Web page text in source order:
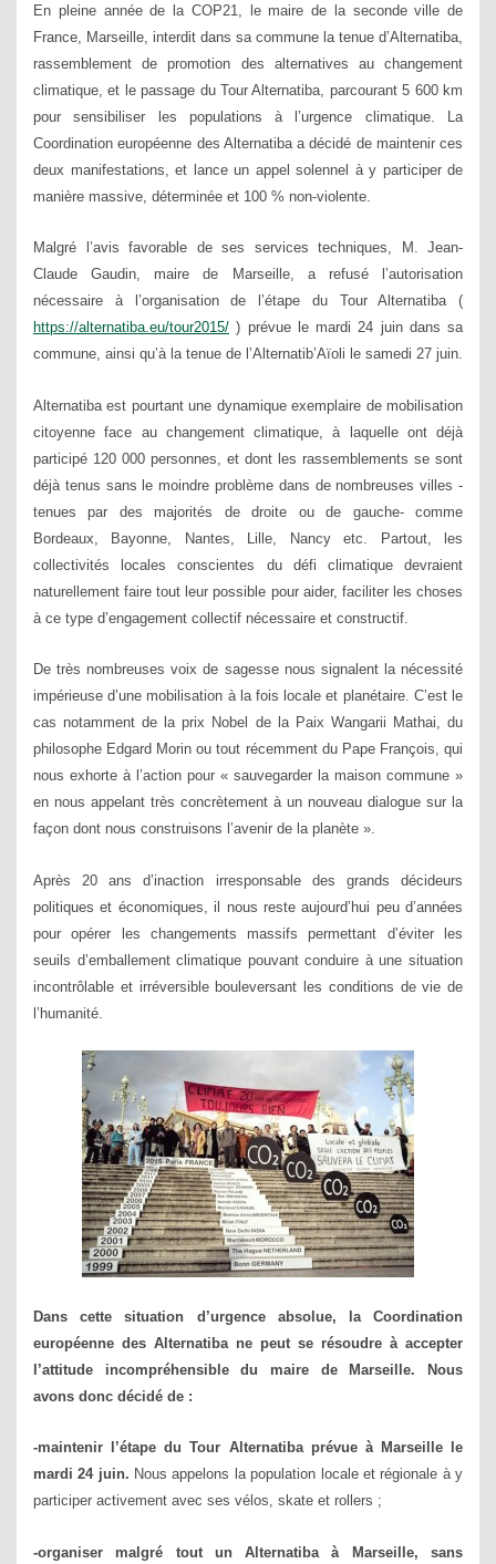
En pleine année de la COP21, le maire de la seconde ville de
France, Marseille, interdit dans sa commune la tenue d’Alternatiba,
rassemblement de promotion des alternatives au changement
climatique, et le passage du Tour Alternatiba, parcourant 5 600 km
pour sensibiliser les populations à l’urgence climatique. La
Coordination européenne des Alternatiba a décidé de maintenir ces
deux manifestations, et lance un appel solennel à y participer de
manière massive, déterminée et 100 % non-violente.
Malgré l’avis favorable de ses services techniques, M. Jean-
Claude Gaudin, maire de Marseille, a refusé l’autorisation
nécessaire à l’organisation de l’étape du Tour Alternatiba (
https://alternatiba.eu/tour2015/ ) prévue le mardi 24 juin dans sa
commune, ainsi qu’à la tenue de l’Alternatib’Aïoli le samedi 27 juin.
Alternatiba est pourtant une dynamique exemplaire de mobilisation
citoyenne face au changement climatique, à laquelle ont déjà
participé 120 000 personnes, et dont les rassemblements se sont
déjà tenus sans le moindre problème dans de nombreuses villes -
tenues par des majorités de droite ou de gauche- comme
Bordeaux, Bayonne, Nantes, Lille, Nancy etc. Partout, les
collectivités locales conscientes du défi climatique devraient
naturellement faire tout leur possible pour aider, faciliter les choses
à ce type d’engagement collectif nécessaire et constructif.
De très nombreuses voix de sagesse nous signalent la nécessité
impérieuse d’une mobilisation à la fois locale et planétaire. C’est le
cas notamment de la prix Nobel de la Paix Wangarii Mathai, du
philosophe Edgard Morin ou tout récemment du Pape François, qui
nous exhorte à l’action pour « sauvegarder la maison commune »
en nous appelant très concrètement à un nouveau dialogue sur la
façon dont nous construisons l’avenir de la planète ».
Après 20 ans d’inaction irresponsable des grands décideurs
politiques et économiques, il nous reste aujourd’hui peu d’années
pour opérer les changements massifs permettant d’éviter les
seuils d’emballement climatique pouvant conduire à une situation
incontrôlable et irréversible bouleversant les conditions de vie de
l’humanité.
Dans cette situation d’urgence absolue, la Coordination
européenne des Alternatiba ne peut se résoudre à accepter
l’attitude incompréhensibledu maire de Marseille. Nous
avons donc décidé de :
-maintenir l’étape du Tour Alternatiba prévue à Marseille le
mardi 24 juin. Nous appelons la population locale et régionale à y
participer activement avec ses vélos, skate et rollers ;
-organiser malgré tout un Alternatiba à Marseille, sans